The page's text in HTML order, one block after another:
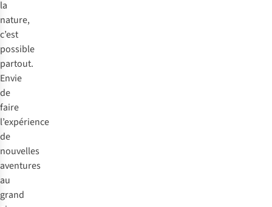
la
nature,
c’est
possible
partout.
Envie
de
faire
l’expérience
de
nouvelles
aventures
au
grand